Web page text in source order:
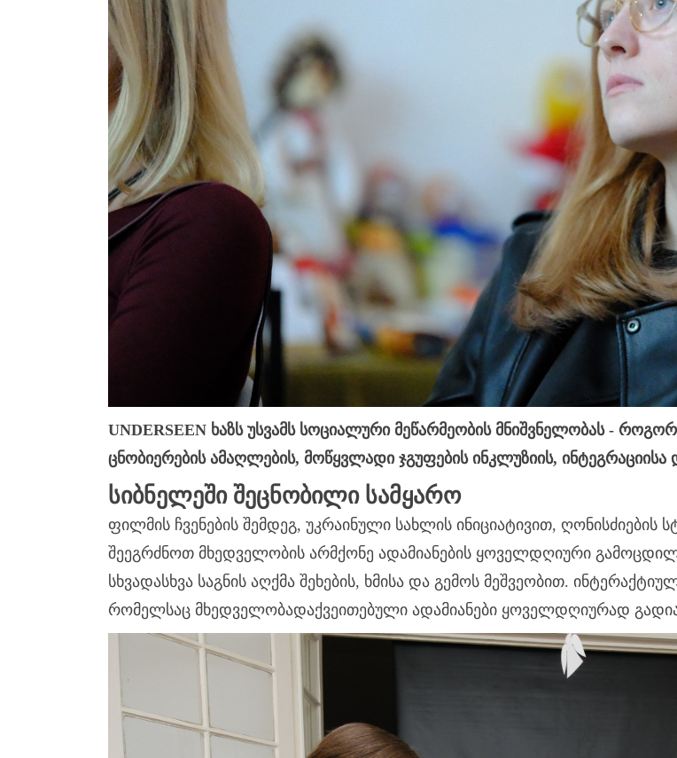
UNDERSEEN ხაზს უსვამს სოციალური მეწარმეობის მნიშვნელობას -
ცნობიერების ამაღლების, მოწყვლადი ჯგუფების ინკლუზიის,
ᲡᲘᲑᲜᲔᲚᲔᲨᲘ ᲨᲔᲪᲜᲝᲑᲘᲚᲘ ᲡᲐᲛᲧᲐᲠᲝ
ფილმის ჩვენების შემდეგ, უკრაინული სახლის ინიციატივით,
შეეგრძნოთ მხედველობის არმქონე ადამიანების ყოველდღიური
სხვადასხვა საგნის აღქმა შეხების, ხმისა და გემოს მეშვეობით.
რომელსაც მხედველობადაქვეითებული ადამიანები ყოველდღიურად